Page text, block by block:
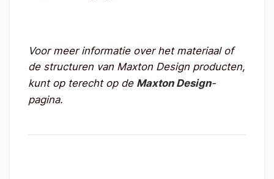
Voor meer informatie over het materiaal of
de structuren van Maxton Design producten,
kunt op terecht op de Maxton Design-
pagina.